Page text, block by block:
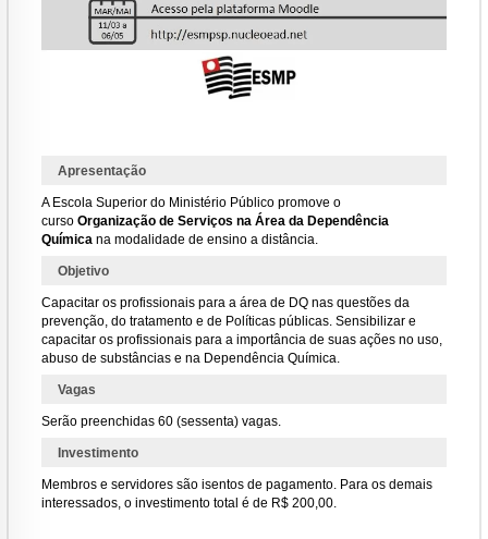
Apresentação
A Escola Superior do Ministério Público promove o
curso Organização de Serviços na Área da Dependência
Química na modalidade de ensino a distância.
Objetivo
Capacitar os profissionais para a área de DQ nas questões da
prevenção, do tratamento e de Políticas públicas. Sensibilizar e
capacitar os profissionais para a importância de suas ações no uso,
abuso de substâncias e na Dependência Química.
Vagas
Serão preenchidas 60 (sessenta) vagas.
Investimento
Membros e servidores são isentos de pagamento. Para os demais
interessados, o investimento total é de R$ 200,00.